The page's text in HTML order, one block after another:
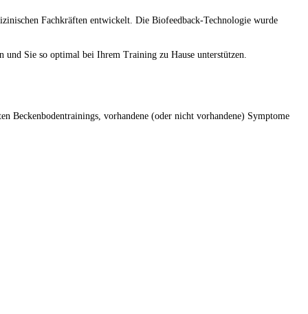
Fachkräften entwickelt. Die Biofeedback-Technologie wurde
Sie so optimal bei Ihrem Training zu Hause unterstützen.
Beckenbodentrainings, vorhandene (oder nicht vorhandene) Symptome